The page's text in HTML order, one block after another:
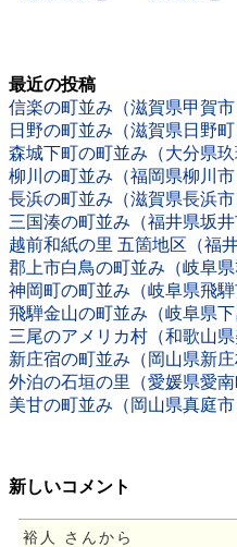
最近の投稿
信楽の町並み（滋賀県甲賀市
日野の町並み（滋賀県日野町
森城下町の町並み（大分県玖
柳川の町並み（福岡県柳川市
長浜の町並み（滋賀県長浜市
三国湊の町並み（福井県坂井
越前和紙の里 五箇地区（福
郡上市白鳥の町並み（岐阜県
神岡町の町並み（岐阜県飛騨
飛騨金山の町並み（岐阜県下
三尾のアメリカ村（和歌山県
新庄宿の町並み（岡山県新庄
外泊の石垣の里（愛媛県愛南
美甘の町並み（岡山県真庭市
新しいコメント
裕人 さんから